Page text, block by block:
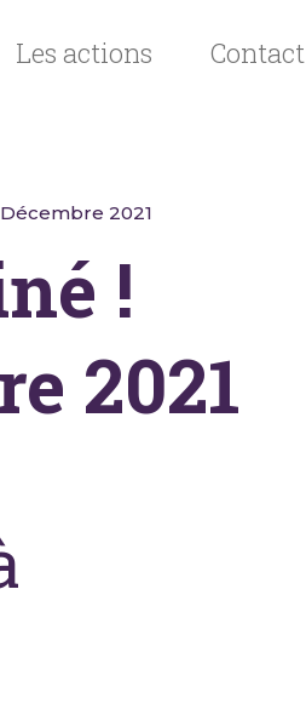
Les actions Contact
Décembre 2021
!
2021